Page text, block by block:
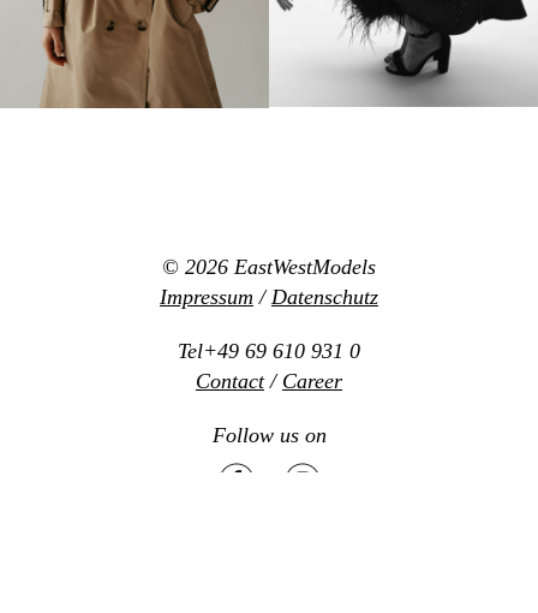
© 2026 EastWestModels
Impressum /Datenschutz
Tel+49 69 610 931 0
Contact/ Career
Follow us on